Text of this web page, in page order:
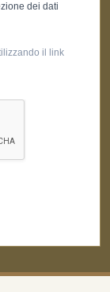
dei dati
il link